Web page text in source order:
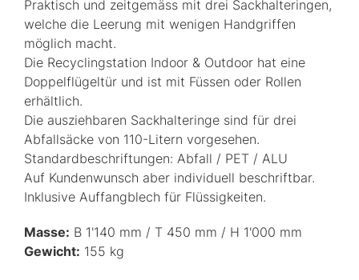
Praktisch und zeitgemäss mit drei Sackhalteringen,
welche die Leerung mit wenigen Handgriffen
möglich macht.
Die Recyclingstation Indoor & Outdoor hat eine
Doppelflügeltür und ist mit Füssen oder Rollen
erhältlich.
Die ausziehbaren Sackhalteringe sind für drei
Abfallsäcke von 110-Litern vorgesehen.
Standardbeschriftungen: Abfall / PET / ALU
Auf Kundenwunsch aber individuell beschriftbar.
Inklusive Auffangblech für Flüssigkeiten.
Masse: B 1'140 mm / T 450 mm / H 1'000 mm
Gewicht: 155 kg